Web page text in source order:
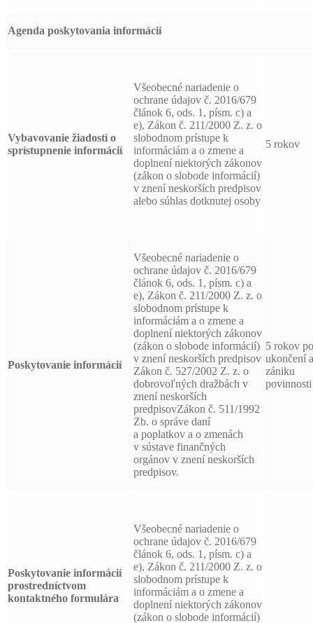
Agenda poskytovania informácií
Vybavovanie žiadostí o
sprístupnenie informácií
Všeobecné nariadenie o
ochrane údajov č. 2016/679
článok 6, ods. 1, písm. c) a
e), Zákon č. 211/2000 Z. z. o
slobodnom prístupe k
informáciám a o zmene a
doplnení niektorých zákonov
(zákon o slobode informácií)
v znení neskorších predpisov
alebo súhlas dotknutej osoby
5 rokov
Poskytovanie informácií
Všeobecné nariadenie o
ochrane údajov č. 2016/679
článok 6, ods. 1, písm. c) a
e), Zákon č. 211/2000 Z. z. o
slobodnom prístupe k
informáciám a o zmene a
doplnení niektorých zákonov
(zákon o slobode informácií)
v znení neskorších predpisov
Zákon č. 527/2002 Z. z. o
dobrovoľných dražbách v
znení neskorších
predpisovZákon č. 511/1992
Zb. o správe daní
a poplatkov a o zmenách
v sústave finančných
orgánov v znení neskorších
predpisov.
5 rokov po
ukončení
zániku
povinnosti
Poskytovanie informácií
prostredníctvom
kontaktného formulára
Všeobecné nariadenie o
ochrane údajov č. 2016/679
článok 6, ods. 1, písm. c) a
e), Zákon č. 211/2000 Z. z. o
slobodnom prístupe k
informáciám a o zmene a
doplnení niektorých zákonov
(zákon o slobode informácií)